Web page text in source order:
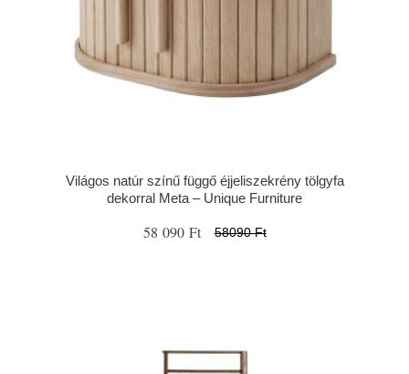
Világos natúr színű függő éjjeliszekrény tölgyfa
dekorral Meta – Unique Furniture
58 090 Ft 58090 Ft